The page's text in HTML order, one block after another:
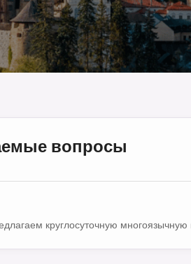
вопросы
круглосуточную многоязычную